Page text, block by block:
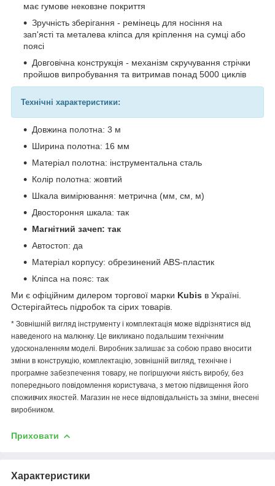
має гумове нековзне покриття
Зручність зберігання - ремінець для носіння на
зап'ясті та металева кліпса для кріплення на сумці або
поясі
Довговічна конструкція - механізм скручування стрічки
пройшов випробування та витримав понад 5000 циклів
Технічні характеристики:
Довжина полотна: 3 м
Ширина полотна: 16 мм
Матеріал полотна: інструментальна сталь
Колір полотна: жовтий
Шкала вимірювання: метрична (мм, см, м)
Двостороння шкала: так
Магнітний зачеп: так
Автостоп: да
Матеріал корпусу: обрезинений ABS-пластик
Кліпса на пояс: так
Ми є офіційним дилером торгової марки Kubis в Україні.
Остерігайтесь підробок та сірих товарів.
* Зовнішній вигляд інструменту і комплектація може відрізнятися від
наведеного на малюнку. Це викликано подальшим технічним
удосконаленням моделі. Виробник залишає за собою право вносити
зміни в конструкцію, комплектацію, зовнішній вигляд, технічне і
програмне забезпечення товару, не погіршуючи якість виробу, без
попереднього повідомлення користувача, з метою підвищення його
споживчих якостей. Магазин не несе відповідальність за зміни, внесені
виробником.
Приховати
Характеристики